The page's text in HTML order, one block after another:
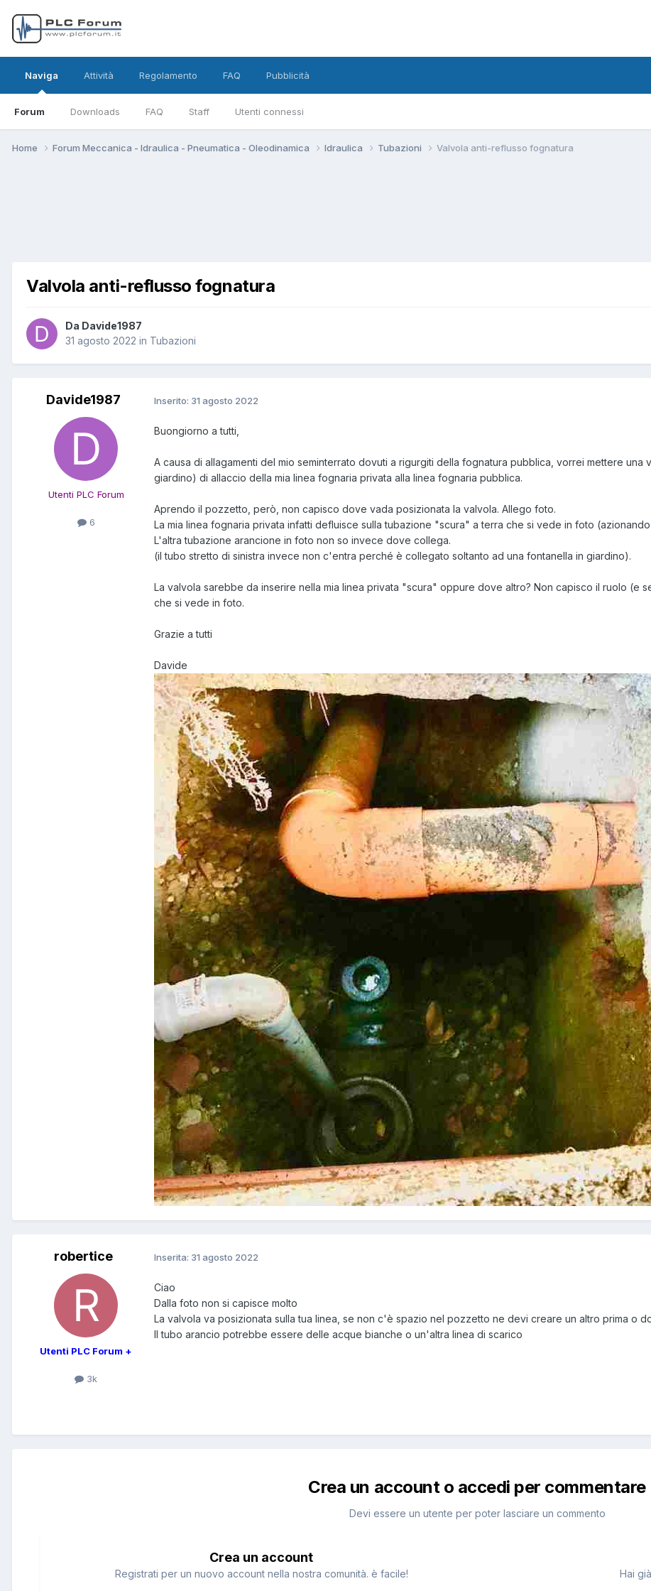
Naviga
Forum Downloads FAQ Staff Utenti connessi
Attività Regolamento FAQ Pubblicità
Home Forum Meccanica - Idraulica - Pneumatica - Oleodinamica Idraulica Tubazioni Valvola anti-reflusso fognatura
Valvola anti-reflusso fognatura
Da Davide1987
31 agosto 2022 in Tubazioni
Davide1987
Utenti PLC Forum
6
Inserito: 31 agosto 2022
Buongiorno a tutti,
A causa di allagamenti del mio seminterrato dovuti a rigurgiti della fognatura pubblica, vorrei mettere
giardino) di allaccio della mia linea fognaria privata alla linea fognaria pubblica.
Aprendo il pozzetto, però, non capisco dove vada posizionata la valvola. Allego foto.
La mia linea fognaria privata infatti defluisce sulla tubazione "scura" a terra che si vede in foto
L'altra tubazione arancione in foto non so invece dove collega.
(il tubo stretto di sinistra invece non c'entra perché è collegato soltanto ad una fontanella in giardino).
La valvola sarebbe da inserire nella mia linea privata "scura" oppure dove altro? Non capisco il ruolo (e
che si vede in foto.
Grazie a tutti
Davide
robertice
Utenti PLC Forum +
3k
Inserita: 31 agosto 2022
Ciao
Dalla foto non si capisce molto
La valvola va posizionata sulla tua linea, se non c'è spazio nel pozzetto ne devi creare un altro prima o
Il tubo arancio potrebbe essere delle acque bianche o un'altra linea di scarico
Crea un account o accedi per commentare
Devi essere un utente per poter lasciare un commento
Crea un account
Registrati per un nuovo account nella nostra comunità. è facile! Hai